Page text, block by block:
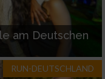
am Deutschen
RUN-DEUTSCHLAND